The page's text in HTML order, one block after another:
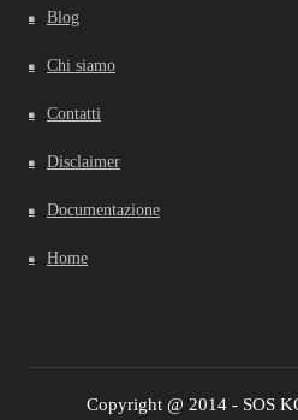
Blog
Chi siamo
Contatti
Disclaimer
Documentazione
Home
Copyright @ 2014 - SOS